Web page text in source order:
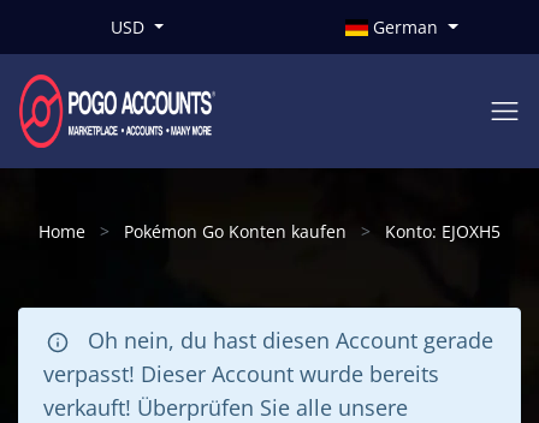
USD German
Home Pokémon Go Konten kaufen Konto: EJOXH5
Oh nein, du hast diesen Account gerade
verpasst! Dieser Account wurde bereits
verkauft! Überprüfen Sie alle unsere